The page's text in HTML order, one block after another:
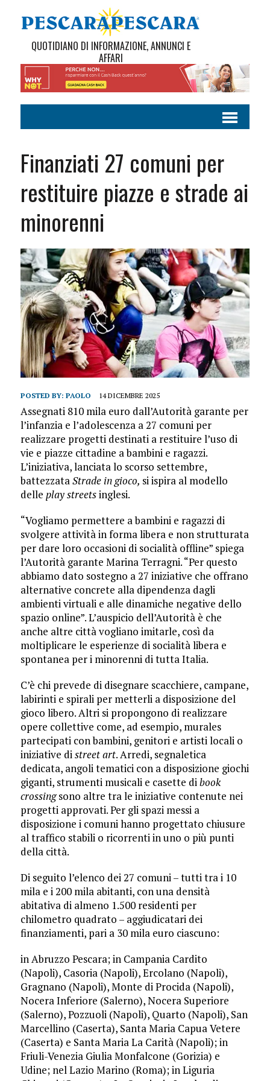
QUOTIDIANO DI INFORMAZIONE, ANNUNCI E
AFFARI
Finanziati 27 comuni per
restituire piazze e strade ai
minorenni
POSTED BY: PAOLO 14 DICEMBRE 2025
Assegnati 810 mila euro dall’Autorità garante per
l’infanzia e l’adolescenza a 27 comuni per
realizzare progetti destinati a restituire l’uso di
vie e piazze cittadine a bambini e ragazzi.
L’iniziativa, lanciata lo scorso settembre,
battezzataStrade in gioco, si ispira al modello
delle play streetsinglesi.
“Vogliamo permettere a bambini e ragazzi di
svolgere attività in forma libera e non strutturata
per dare loro occasioni di socialità offline” spiega
l’Autorità garante Marina Terragni. “Per questo
abbiamo dato sostegno a 27 iniziative che offrano
alternative concrete alla dipendenza dagli
ambienti virtuali e alle dinamiche negative dello
spazio online”. L’auspicio dell’Autorità è che
anche altre città vogliano imitarle, così da
moltiplicare le esperienze di socialità libera e
spontanea per i minorenni di tutta Italia.
C’è chi prevede di disegnare scacchiere, campane,
labirinti e spirali per metterli a disposizione del
gioco libero. Altri si propongono di realizzare
opere collettive come, ad esempio, murales
partecipati con bambini, genitori e artisti locali o
iniziative distreet art. Arredi, segnaletica
dedicata, angoli tematici con a disposizione giochi
giganti, strumenti musicali e casette dibook
crossingsono altre tra le iniziative contenute nei
progetti approvati. Per gli spazi messi a
disposizione i comuni hanno progettato chiusure
al traffico stabili o ricorrenti in uno o più punti
della città.
Di seguito l’elenco dei 27 comuni – tutti tra i 10
mila e i 200 mila abitanti, con una densità
abitativa di almeno 1.500 residenti per
chilometro quadrato – aggiudicatari dei
finanziamenti, pari a 30 mila euro ciascuno:
in Abruzzo Pescara; in Campania Cardito
(Napoli), Casoria (Napoli), Ercolano (Napoli),
Gragnano (Napoli), Monte di Procida (Napoli),
Nocera Inferiore (Salerno), Nocera Superiore
(Salerno), Pozzuoli (Napoli), Quarto (Napoli), San
Marcellino (Caserta), Santa Maria Capua Vetere
(Caserta) e Santa Maria La Carità (Napoli); in
Friuli-Venezia Giulia Monfalcone (Gorizia) e
Udine; nel Lazio Marino (Roma); in Liguria